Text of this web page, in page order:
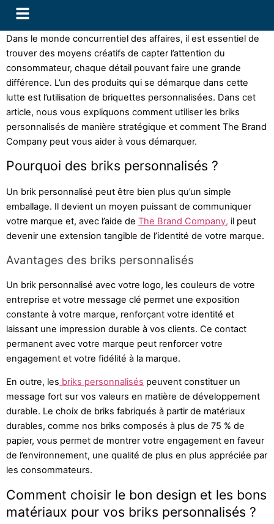
Dans le monde concurrentiel des affaires, il est essentiel de
trouver des moyens créatifs de capter l’attention du
consommateur, chaque détail pouvant faire une grande
différence. L’un des produits qui se démarque dans cette
lutte est l’utilisation de briquettes personnalisées. Dans cet
article, nous vous expliquons comment utiliser les briks
personnalisés de manière stratégique et comment The Brand
Company peut vous aider à vous démarquer.
Pourquoi des briks personnalisés ?
Un brik personnalisé peut être bien plus qu’un simple
emballage. Il devient un moyen puissant de communiquer
votre marque et, avec l’aide de The Brand Company, il peut
devenir une extension tangible de l’identité de votre marque.
Avantages des briks personnalisés
Un brik personnalisé avec votre logo, les couleurs de votre
entreprise et votre message clé permet une exposition
constante à votre marque, renforçant votre identité et
laissant une impression durable à vos clients. Ce contact
permanent avec votre marque peut renforcer votre
engagement et votre fidélité à la marque.
En outre, les briks personnalisés peuvent constituer un
message fort sur vos valeurs en matière de développement
durable. Le choix de briks fabriqués à partir de matériaux
durables, comme nos briks composés à plus de 75 % de
papier, vous permet de montrer votre engagement en faveur
de l’environnement, une qualité de plus en plus appréciée par
les consommateurs.
Comment choisir le bon design et les bons
matériaux pour vos briks personnalisés ?